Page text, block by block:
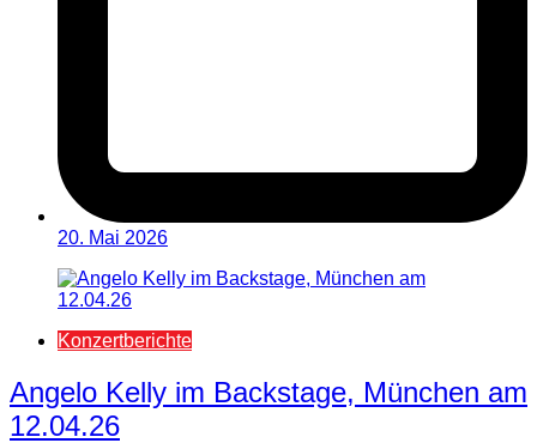
20. Mai 2026
Konzertberichte
Angelo Kelly im Backstage, München am
12.04.26